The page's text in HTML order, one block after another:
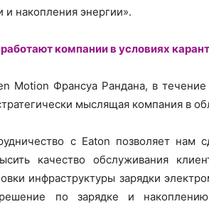
и накопления энергии».
компании в условиях
Motion Франсуа Рандана, в
мыслящая компания в
с Eaton позволяет нам
качество обслуживания
инфраструктуры зарядки
решение по зарядке и